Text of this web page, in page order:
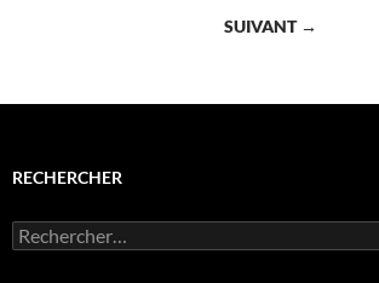
SUIVANT →
RECHERCHER
Rechercher :